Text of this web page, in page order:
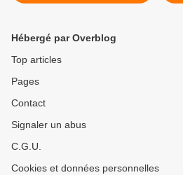
Hébergé par Overblog
Top articles
Pages
Contact
Signaler un abus
C.G.U.
Cookies et données personnelles